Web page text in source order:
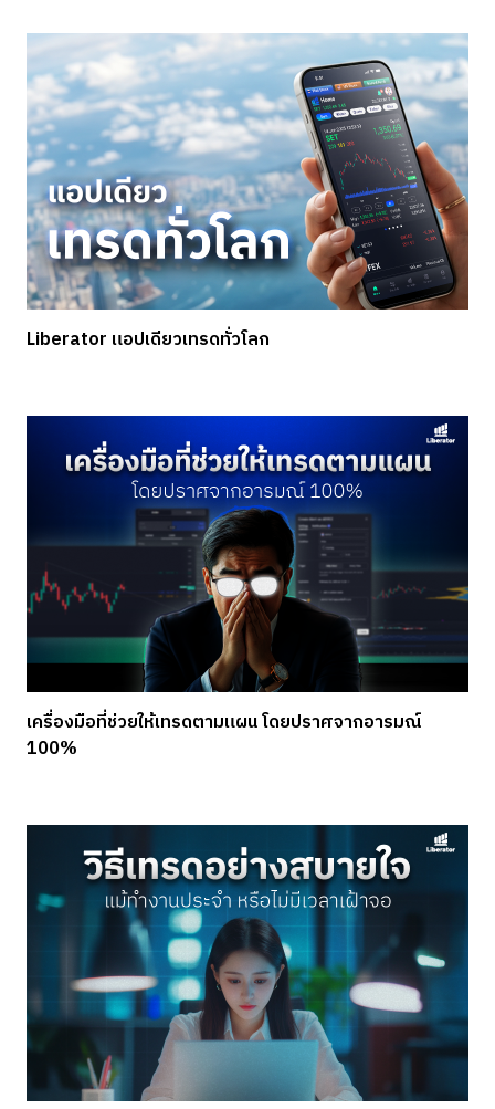
Liberator แอปเดียวเทรดทั่วโลก
เครื่องมือที่ช่วยให้เทรดตามแผน โดยปราศจากอารมณ์
100%